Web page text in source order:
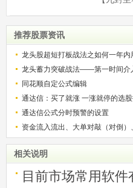
推荐股票资讯
龙头股超短打板战法之如何一年
解）
龙头蓄力突破战法——第一时间介
的技巧（图解）
同花顺自定公式编辑
通达信：买了就涨 一涨就停的选
通达信公式分时预警的设置
资金流入流出、大单对敲（对倒）
相关说明
目前市场常用软